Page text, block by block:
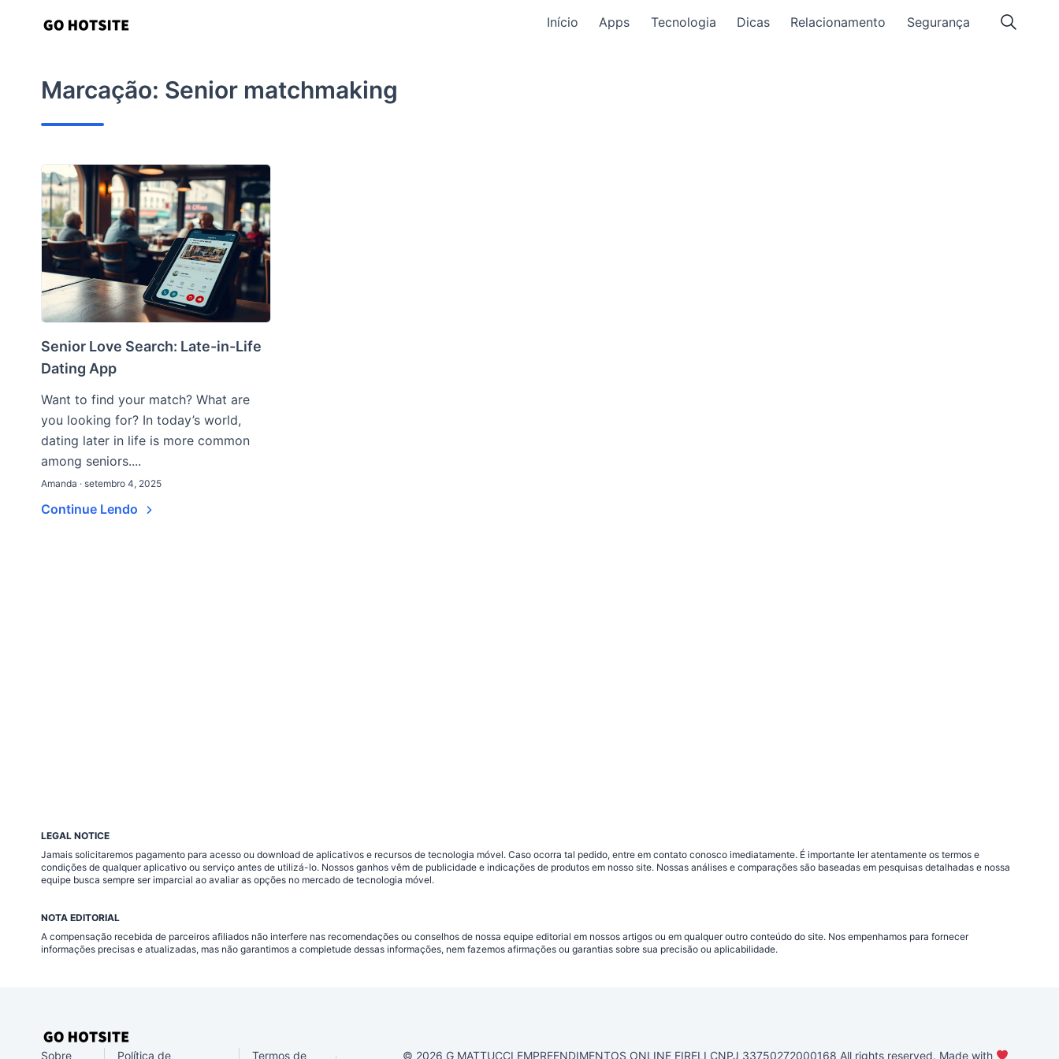
conteúdo
Início Apps Tecnologia Dicas Relacionamento Segurança
Marcação: Senior matchmaking
Senior Love Search: Late-in-Life
Dating App
Want to find your match? What are
you looking for? In today’s world,
dating later in life is more common
among seniors....
Amanda · setembro 4, 2025
Continue Lendo
LEGAL NOTICE
Jamais solicitaremos pagamento para acesso ou download de aplicativos e recursos de tecnologia móvel. Caso ocorra tal pedido, entre em contato conosco imediatamente. É importante ler atentamente os termos e
condições de qualquer aplicativo ou serviço antes de utilizá-lo. Nossos ganhos vêm de publicidade e indicações de produtos em nosso site. Nossas análises e comparações são baseadas em pesquisas detalhadas e nossa
equipe busca sempre ser imparcial ao avaliar as opções no mercado de tecnologia móvel.
NOTA EDITORIAL
A compensação recebida de parceiros afiliados não interfere nas recomendações ou conselhos de nossa equipe editorial em nossos artigos ou em qualquer outro conteúdo do site. Nos empenhamos para fornecer
informações precisas e atualizadas, mas não garantimos a completude dessas informações, nem fazemos afirmações ou garantias sobre sua precisão ou aplicabilidade.
Sobre Política de Termos de © 2026 G MATTUCCI EMPREENDIMENTOS ONLINE EIRELI CNPJ 33750272000168 All rights reserved. Made with